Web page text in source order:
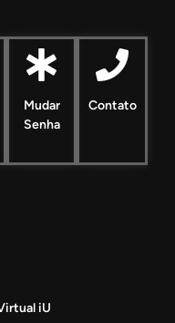
Mudar
Senha
Contato
iU